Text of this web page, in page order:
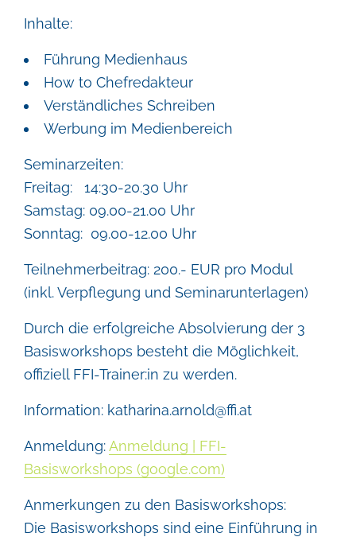
Inhalte:
Führung Medienhaus
How to Chefredakteur
Verständliches Schreiben
Werbung im Medienbereich
Seminarzeiten:
Freitag: 14:30-20.30 Uhr
Samstag: 09.00-21.00 Uhr
Sonntag: 09.00-12.00 Uhr
Teilnehmerbeitrag: 200.- EUR pro Modul
(inkl. Verpflegung und Seminarunterlagen)
Durch die erfolgreiche Absolvierung der 3
Basisworkshops besteht die Möglichkeit,
offiziell FFI-Trainer:in zu werden.
Information: katharina.arnold@ffi.at
Anmeldung:Anmeldung | FFI-
Basisworkshops (google.com)
Anmerkungen zu den Basisworkshops:
Die Basisworkshops sind eine Einführung in